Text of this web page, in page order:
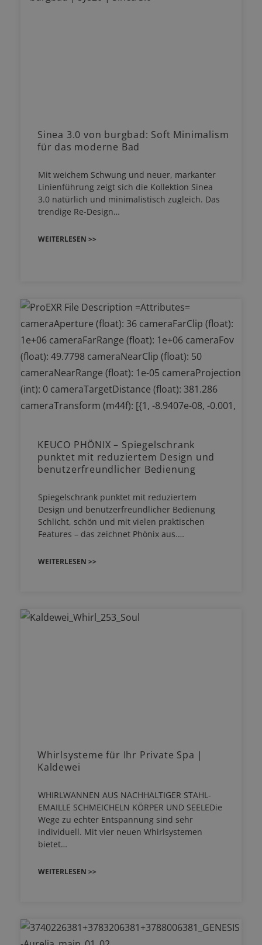
Sinea 3.0 von burgbad: Soft Minimalism
für das moderne Bad
Mit weichem Schwung und neuer, markanter
Linienführung zeigt sich die Kollektion Sinea
3.0 natürlich und minimalistisch zugleich. Das
trendige Re-Design…
WEITERLESEN >>
KEUCO PHÖNIX – Spiegelschrank
punktet mit reduziertem Design und
benutzerfreundlicher Bedienung
Spiegelschrank punktet mit reduziertem
Design und benutzerfreundlicher Bedienung
Schlicht, schön und mit vielen praktischen
Features – das zeichnet Phönix aus.…
WEITERLESEN >>
Whirlsysteme für Ihr Private Spa |
Kaldewei
WHIRLWANNEN AUS NACHHALTIGER STAHL-
EMAILLE SCHMEICHELN KÖRPER UND SEELEDie
Wege zu echter Entspannung sind sehr
individuell. Mit vier neuen Whirlsystemen
bietet…
WEITERLESEN >>